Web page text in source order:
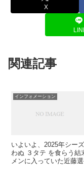
X
関連記事
インフォメーション
いよいよ、2025年シー
わぬ ３タテ を食らう結
メンに入っていた近藤